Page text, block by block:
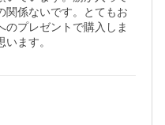
関係ないです。とてもお
のプレゼントで購入しま
ます。